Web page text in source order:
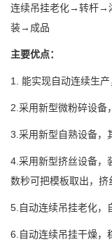
连续吊挂老化→转杆
装→成品
主要优点：
1. 能实现自动连续生产
2.采用新型微粉碎设备
3.采用新型自熟设备，
4.采用新型挤丝设备，
数秒可把模板取出，挤
5.自动连续吊挂老化，
6.自动连续吊挂干燥，